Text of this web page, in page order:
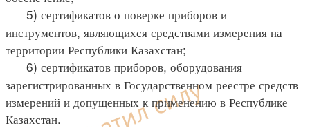
5) сертификатов о поверке приборов и
инструментов, являющихся средствами измерения на
территории Республики Казахстан;
6) сертификатов приборов, оборудования
зарегистрированных в Государственном реестре средств
измерений и допущенных к применению в Республике
Казахстан.